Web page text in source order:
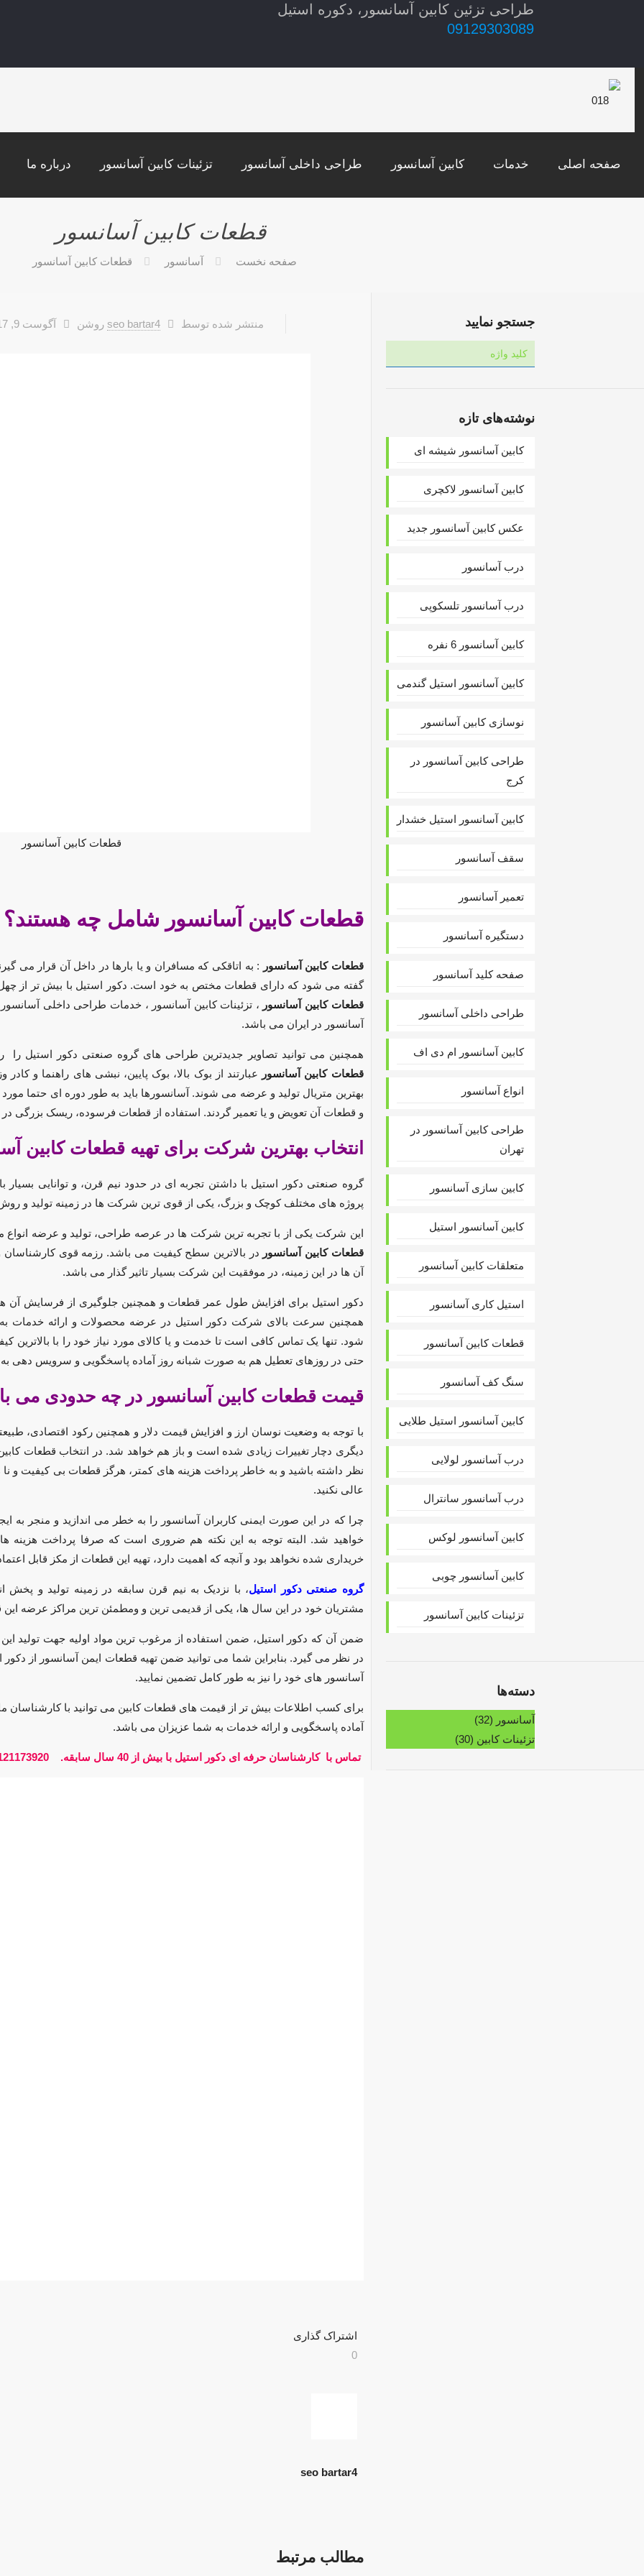
طراحی تزئین کابین آسانسور، دکوره استیل
09129303089
صفحه اصلی خدمات کابین آسانسور طراحی داخلی آسانسور تزئینات کابین آسانسور درباره ما
قطعات کابین آسانسور
صفحه نخست آسانسور قطعات کابین آسانسور
منتشر شده توسط seo bartar4 روشن آگوست 9, 2017
قطعات کابین آسانسور
قطعات کابین آسانسور شامل چه هستند؟
قطعات کابین آسانسور : به اتاقکی که مسافران و یا بارها در داخل آن قرار می
گفته می شود که دارای قطعات مختص به خود است. دکور استیل با بیش تر از
قطعات کابین آسانسور ، تزئینات کابین آسانسور ، خدمات طراحی داخلی
آسانسور در ایران می باشد.
همچنین می توانید تصاویر جدیدترین طراحی های گروه صنعتی دکور استیل را
قطعات کابین آسانسور عبارتند از بوک بالا، بوک پایین، نبشی های راهنما و
بهترین متریال تولید و عرضه می شوند. آسانسورها باید به طور دوره ای حتما
و قطعات آن تعویض و یا تعمیر گردند. استفاده از قطعات فرسوده، ریسک
انتخاب بهترین شرکت برای تهیه قطعات کابین
گروه صنعتی دکور استیل با داشتن تجربه ای در حدود نیم قرن، و توانایی بسیار
پروژه های مختلف کوچک و بزرگ، یکی از قوی ترین شرکت ها در زمینه تولید و
این شرکت یکی از با تجربه ترین شرکت ها در عرصه طراحی، تولید و عرضه
قطعات کابین آسانسور در بالاترین سطح کیفیت می باشد. رزمه قوی
آن ها در این زمینه، در موفقیت این شرکت بسیار تاثیر گذار می باشد.
دکور استیل برای افزایش طول عمر قطعات و همچنین جلوگیری از فرسایش آن ها
همچنین سرعت بالای شرکت دکور استیل در عرضه محصولات و ارائه خدمات
شود. تنها یک تماس کافی است تا خدمت و یا کالای مورد نیاز خود را با بالاترین
حتی در روزهای تعطیل هم به صورت شبانه روز آماده پاسخگویی و سرویس دهی
قیمت قطعات کابین آسانسور در چه حدودی می
با توجه به وضعیت نوسان ارز و افزایش قیمت دلار و همچنین رکود اقتصادی،
دیگری دچار تغییرات زیادی شده است و باز هم خواهد شد. در انتخاب قطعات کابین
نظر داشته باشید و به خاطر پرداخت هزینه های کمتر، هرگز قطعات بی کیفیت و
عالی نکنید.
چرا که در این صورت ایمنی کاربران آسانسور را به خطر می اندازید و منجر به
خواهید شد. البته توجه به این نکته هم ضروری است که صرفا پرداخت هزینه
خریداری شده نخواهد بود و آنچه که اهمیت دارد، تهیه این قطعات از مکز قابل
گروه صنعتی دکور استیل، با نزدیک به نیم قرن سابقه در زمینه تولید و
مشتریان خود در این سال ها، یکی از قدیمی ترین و ومطمئن ترین مراکز عرضه
ضمن آن که دکور استیل، ضمن استفاده از مرغوب ترین مواد اولیه جهت تولید
در نظر می گیرد. بنابراین شما می توانید ضمن تهیه قطعات ایمن آسانسور از
آسانسور های خود را نیز به طور کامل تضمین نمایید.
آماده پاسخگویی و ارائه خدمات به شما عزیزان می باشد.
تماس با کارشناسان حرفه ای دکور استیل با بیش از 40 سال سابقه .
اشتراک گذاری
0
seo bartar4
مطالب مرتبط
جستجو نمایید
نوشته‌های تازه
کابین آسانسور شیشه ای
کابین آسانسور لاکچری
عکس کابین آسانسور جدید
درب آسانسور
درب آسانسور تلسکوپی
کابین آسانسور 6 نفره
کابین آسانسور استیل گندمی
نوسازی کابین آسانسور
طراحی کابین آسانسور در
کرج
کابین آسانسور استیل خشدار
سقف آسانسور
تعمیر آسانسور
دستگیره آسانسور
صفحه کلید آسانسور
طراحی داخلی آسانسور
کابین آسانسور ام دی اف
انواع آسانسور
طراحی کابین آسانسور در
تهران
کابین سازی آسانسور
کابین آسانسور استیل
متعلقات کابین آسانسور
استیل کاری آسانسور
قطعات کابین آسانسور
سنگ کف آسانسور
کابین آسانسور استیل طلایی
درب آسانسور لولایی
درب آسانسور سانترال
کابین آسانسور لوکس
کابین آسانسور چوبی
تزئینات کابین آسانسور
دسته‌ها
آسانسور (32)
تزئینات کابین (30)